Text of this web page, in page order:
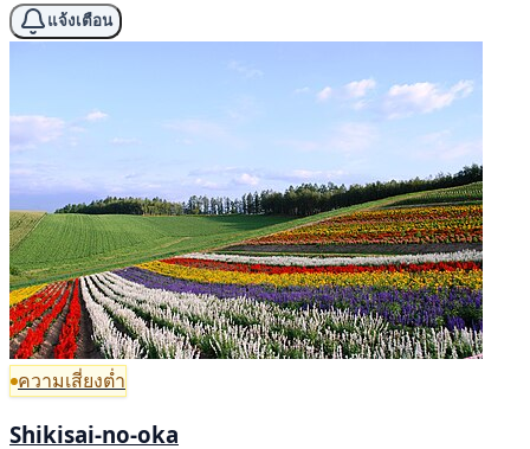
แจ้งเตือน
ความเสี่ยงต่ำ
Shikisai-no-oka